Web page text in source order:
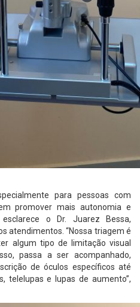
para pessoas com
promover mais autonomia e
o Dr. Juarez Bessa,
atendimentos. “Nossa triagem é
algum tipo de limitação visual
passa a ser acompanhado,
de óculos específicos até
telelupas e lupas de aumento”,